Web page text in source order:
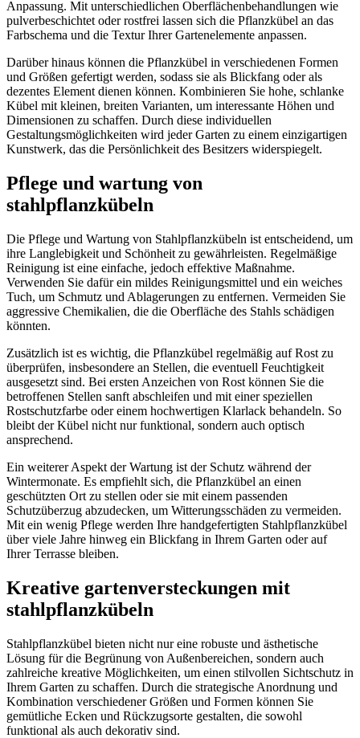
Anpassung. Mit unterschiedlichen Oberflächenbehandlungen wie
pulverbeschichtet oder rostfrei lassen sich die Pflanzkübel an das
Farbschema und die Textur Ihrer Gartenelemente anpassen.
Darüber hinaus können die Pflanzkübel in verschiedenen Formen
und Größen gefertigt werden, sodass sie als Blickfang oder als
dezentes Element dienen können. Kombinieren Sie hohe, schlanke
Kübel mit kleinen, breiten Varianten, um interessante Höhen und
Dimensionen zu schaffen. Durch diese individuellen
Gestaltungsmöglichkeiten wird jeder Garten zu einem einzigartigen
Kunstwerk, das die Persönlichkeit des Besitzers widerspiegelt.
Pflege und wartung von
stahlpflanzkübeln
Die Pflege und Wartung von Stahlpflanzkübeln ist entscheidend, um
ihre Langlebigkeit und Schönheit zu gewährleisten. Regelmäßige
Reinigung ist eine einfache, jedoch effektive Maßnahme.
Verwenden Sie dafür ein mildes Reinigungsmittel und ein weiches
Tuch, um Schmutz und Ablagerungen zu entfernen. Vermeiden Sie
aggressive Chemikalien, die die Oberfläche des Stahls schädigen
könnten.
Zusätzlich ist es wichtig, die Pflanzkübel regelmäßig auf Rost zu
überprüfen, insbesondere an Stellen, die eventuell Feuchtigkeit
ausgesetzt sind. Bei ersten Anzeichen von Rost können Sie die
betroffenen Stellen sanft abschleifen und mit einer speziellen
Rostschutzfarbe oder einem hochwertigen Klarlack behandeln. So
bleibt der Kübel nicht nur funktional, sondern auch optisch
ansprechend.
Ein weiterer Aspekt der Wartung ist der Schutz während der
Wintermonate. Es empfiehlt sich, die Pflanzkübel an einen
geschützten Ort zu stellen oder sie mit einem passenden
Schutzüberzug abzudecken, um Witterungsschäden zu vermeiden.
Mit ein wenig Pflege werden Ihre handgefertigten Stahlpflanzkübel
über viele Jahre hinweg ein Blickfang in Ihrem Garten oder auf
Ihrer Terrasse bleiben.
Kreative gartenversteckungen mit
stahlpflanzkübeln
Stahlpflanzkübel bieten nicht nur eine robuste und ästhetische
Lösung für die Begrünung von Außenbereichen, sondern auch
zahlreiche kreative Möglichkeiten, um einen stilvollen Sichtschutz in
Ihrem Garten zu schaffen. Durch die strategische Anordnung und
Kombination verschiedener Größen und Formen können Sie
gemütliche Ecken und Rückzugsorte gestalten, die sowohl
funktional als auch dekorativ sind.